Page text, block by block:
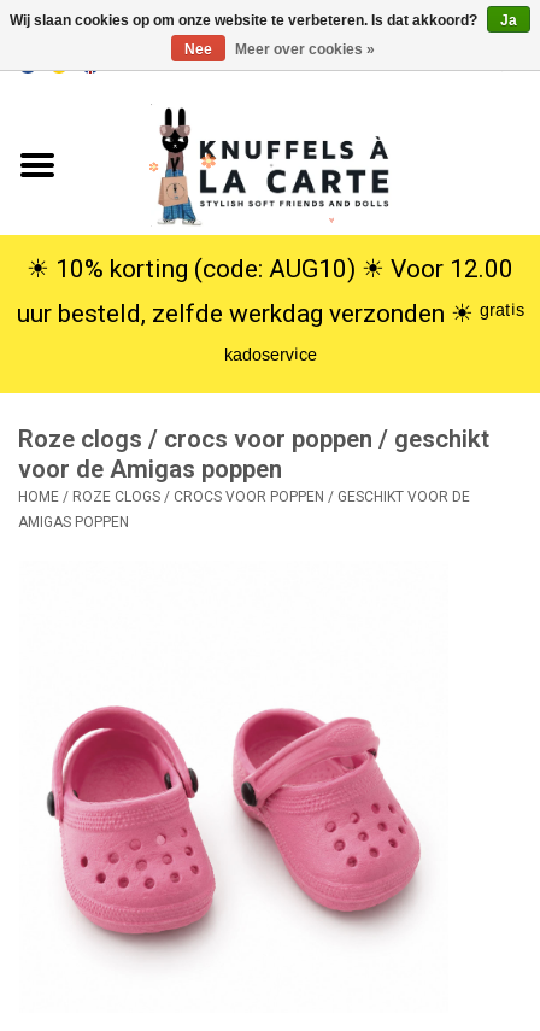
USD
Knuffels
Poppen
SALE
Cadeauservice
info
☀︎ 10% korting (code: AUG10) ☀︎ Voor 12.00
uur besteld, zelfde werkdag verzonden ☀︎ ᵍʳᵃᵗⁱˢ
ᵏᵃᵈᵒˢᵉʳᵛⁱᶜᵉ
Roze clogs / crocs voor poppen / geschikt
voor de Amigas poppen
HOME / ROZE CLOGS / CROCS VOOR POPPEN / GESCHIKT VOOR DE
AMIGAS POPPEN
Wij slaan cookies op om onze website te verbeteren. Is dat akkoord?
Ja
Nee
Meer over cookies »